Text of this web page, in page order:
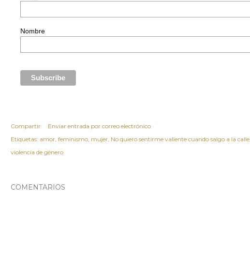
Nombre
Compartir
Enviar entrada por correo electrónico
Etiquetas: amor feminismo mujer No quiero sentirme valiente cuando salgo a la calle
violencia de género
COMENTARIOS